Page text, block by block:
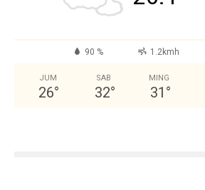
90 % 1.2kmh
JUM
26°
SAB
32°
MING
31 °